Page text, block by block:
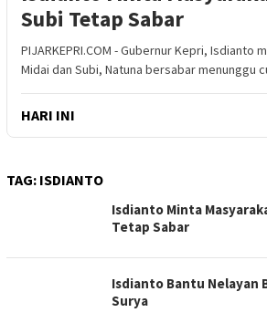
Subi Tetap Sabar
PIJARKEPRI.COM - Gubernur Kepri, Isdianto
Midai dan Subi, Natuna bersabar menunggu
HARI INI
TAG: ISDIANTO
Isdianto Minta
Tetap Sabar
Isdianto Bantu Nelayan
Surya